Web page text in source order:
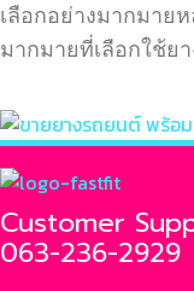
เลือกอย่างมากมาย
มากมายที่เลือกใช้ย
Customer
063-236-2929